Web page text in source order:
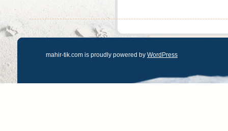
mahir-tik.com is proudly powered by WordPress